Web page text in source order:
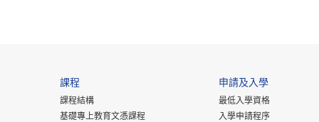
課程
課程結構
基礎專上教育文憑課程
申請及入學
最低入學資格
入學申請程序